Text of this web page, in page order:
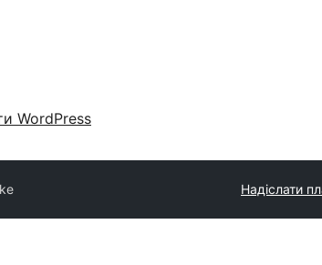
WordPress
Надіслати